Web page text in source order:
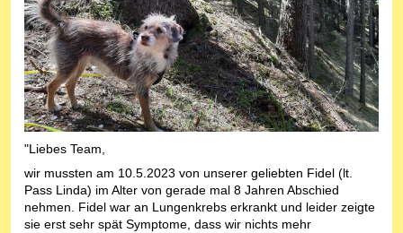
"Liebes Team,
wir mussten am 10.5.2023 von unserer geliebten Fidel (lt.
Pass Linda) im Alter von gerade mal 8 Jahren Abschied
nehmen. Fidel war an Lungenkrebs erkrankt und leider zeigte
sie erst sehr spät Symptome, dass wir nichts mehr